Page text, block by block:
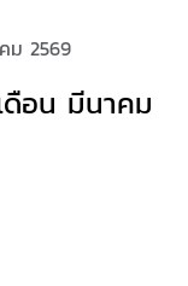
ม 2569
อน มีนาคม